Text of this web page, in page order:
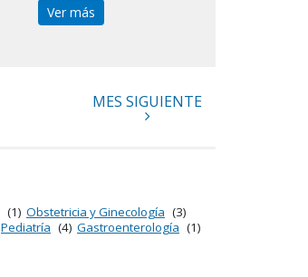
Ver más
MES SIGUIENTE
(1) Obstetricia y Ginecología (3)
Pediatría (4) Gastroenterología (1)